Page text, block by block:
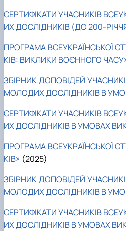
СЕРТИФІКАТИ УЧАСНИКІВ
ИХ ДОСЛІДНИКІВ (ДО 200-
ПРОГРАМА ВСЕУКРАЇНСЬКОЇ
КІВ: ВИКЛИКИ ВОЄННОГО
ЗБІРНИК ДОПОВІДЕЙ
МОЛОДИХ ДОСЛІДНИКІВ В
СЕРТИФІКАТИ УЧАСНИКІВ
ИХ ДОСЛІДНИКІВ В УМОВАХ
ПРОГРАМА ВСЕУКРАЇНСЬКОЇ
КІВ» (2025)
ЗБІРНИК ДОПОВІДЕЙ
МОЛОДИХ ДОСЛІДНИКІВ В
СЕРТИФІКАТИ УЧАСНИКІВ
ИХ ДОСЛІДНИКІВ В УМОВАХ